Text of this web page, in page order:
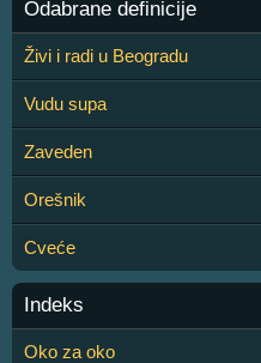
Odabrane definicije
Živi i radi u Beogradu
Vudu supa
Zaveden
Orešnik
Cveće
Indeks
Oko za oko